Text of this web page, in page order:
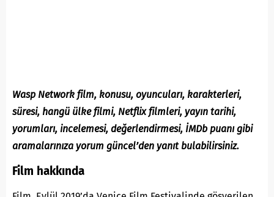
Wasp Network film, konusu, oyuncuları, karakterleri,
süresi, hangü ülke filmi, Netflix filmleri, yayın tarihi,
yorumları, incelemesi, değerlendirmesi, İMDb puanı gibi
aramalarınıza yorum güncel’den yanıt bulabilirsiniz.
Film hakkında